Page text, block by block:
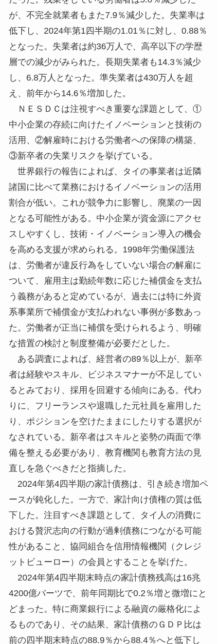
が、不完全就業者もまた7.9％減少した。失業率は
低下し、2024年第1四半期の1.01％に対し、0.88％
となった。失業者は約36万人で、高卒以下の学歴
層での減少がみられた。長期失業者も14.3％減少
し、6.8万人となった。準失業者は430万人を超
え、前年から14.6％増加した。
ＮＥＳＤＣは注視すべき重要な課題として、①
中小企業の存続に向けたイノベーションと技術の
活用、②解雇時における労働者への保障の構築、
③新卒者の失業リスクを挙げている。
世界銀行の報告によれば、タイの事業者は近隣
諸国に比べて業務におけるイノベーションの活用
割合が低い。これが競争力に影響し、廃業の一因
となる可能性がある。中小企業が資金源にアクセ
スしやすくし、技術・イノベーション導入の機会
を高める支援が求められる。1998年労働保護法
は、労働者が違反行為をしていない場合の解雇に
ついて、雇用主は勤続年数に応じた補償金を支払
う義務があると定めているが、過去には特に外資
系事業所で補償金が支払われない事例が多数あっ
た。労働者が正当に補償を受けられるよう、明確
な措置の検討と制度整備が必要だとした。
ある調査によれば、経営者の89％以上が、新卒
者は経験やスキル、ビジネスマナーが不足してい
るとみており、採用を回避する傾向にある。代わ
りに、フリーランスや退職した元社員を雇用した
り、ポジションを空けたままにしたりする選択が
なされている。新卒者はスキルと姿勢の両面で準
備を整える必要があり、教育機関も教育方法の見
直しを急ぐべきだと指摘した。
2024年第4四半期の家計債務は、引き続き増加ペ
ースが鈍化した。一方で、家計向け債権の質は低
下した。注目すべき課題として、タイ人の消費に
おける贅沢志向の行動が過剰債務につながる可能
性があること、協同組合を信用情報機関（クレジ
ットビューロー）の会員とすることを挙げた。
2024年第4四半期末時点の家計債務残高は16兆
4200億バーツで、前年同期比で0.2％増と微増にと
どまった。特に商業銀行による融資の厳格化によ
るものであり、その結果、家計債務のＧＤＰ比は
前の四半期末時点の88.9％から88.4％へと低下し